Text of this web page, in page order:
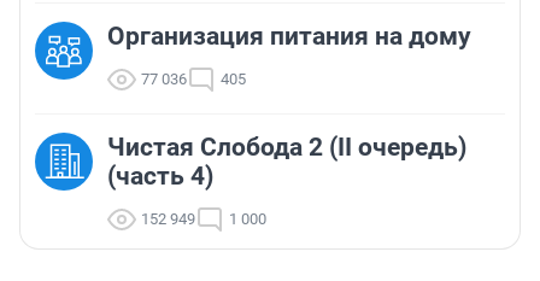
Организация питания на дому
77 036 405
Чистая Слобода 2 (II очередь)
(часть 4)
152 949 1 000